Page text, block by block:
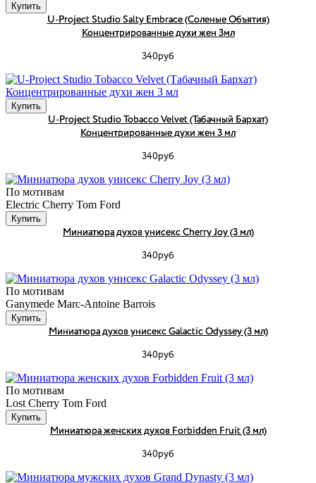
Купить
U-Project Studio Salty Embrace (Соленые Объятия)
Концентрированные духи жен 3мл
340руб
Купить
U-Project Studio Tobacco Velvet (Табачный Бархат)
Концентрированные духи жен 3 мл
340руб
По мотивам
Electric Cherry Tom Ford
Купить
Миниатюра духов унисекс Cherry Joy (3 мл)
340руб
По мотивам
Ganymede Marc-Antoine Barrois
Купить
Миниатюра духов унисекс Galactic Odyssey (3 мл)
340руб
По мотивам
Lost Cherry Tom Ford
Купить
Миниатюра женских духов Forbidden Fruit (3 мл)
340руб